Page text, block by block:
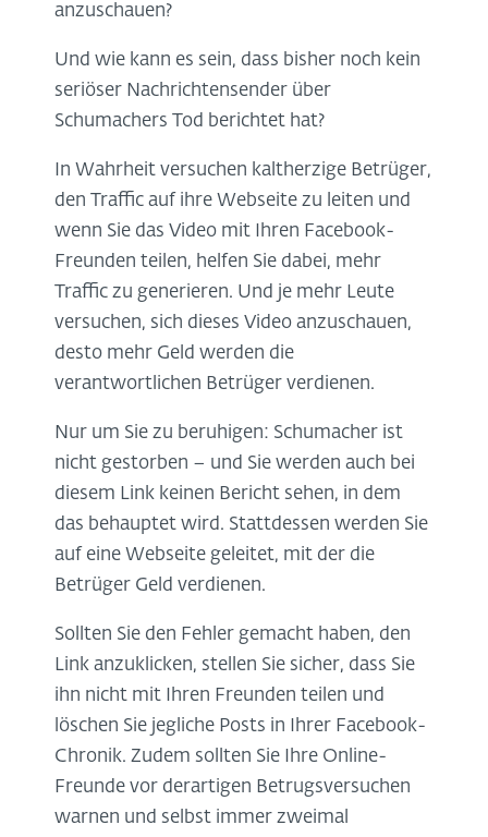
anzuschauen?
Und wie kann es sein, dass bisher noch kein
seriöser Nachrichtensender über
Schumachers Tod berichtet hat?
In Wahrheit versuchen kaltherzige Betrüger,
den Traffic auf ihre Webseite zu leiten und
wenn Sie das Video mit Ihren Facebook-
Freunden teilen, helfen Sie dabei, mehr
Traffic zu generieren. Und je mehr Leute
versuchen, sich dieses Video anzuschauen,
desto mehr Geld werden die
verantwortlichen Betrüger verdienen.
Nur um Sie zu beruhigen: Schumacher ist
nicht gestorben – und Sie werden auch bei
diesem Link keinen Bericht sehen, in dem
das behauptet wird. Stattdessen werden Sie
auf eine Webseite geleitet, mit der die
Betrüger Geld verdienen.
Sollten Sie den Fehler gemacht haben, den
Link anzuklicken, stellen Sie sicher, dass Sie
ihn nicht mit Ihren Freunden teilen und
löschen Sie jegliche Posts in Ihrer Facebook-
Chronik. Zudem sollten Sie Ihre Online-
Freunde vor derartigen Betrugsversuchen
warnen und selbst immer zweimal